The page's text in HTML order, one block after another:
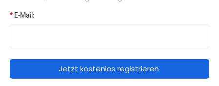
* E-Mail:
Jetzt kostenlos registrieren